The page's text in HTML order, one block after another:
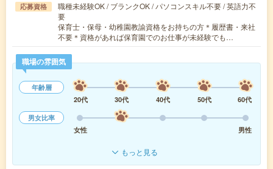
応募資格
職種未経験OK / ブランクOK / パソコンスキル不要 / 英語力不
要
保育士・保母・幼稚園教諭資格をお持ちの方＊履歴書・来社
不要＊資格があれば保育園でのお仕事が未経験でも…
職場の雰囲気
年齢層
20代
30代 40代 50代
60代
男女比率
女性
男性
もっと見る